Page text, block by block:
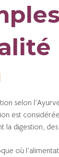
selon
est
la digestion,
où